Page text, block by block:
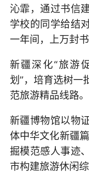
沁霏，通过书信
学校的同学给结
一年间，上万封
新疆深化“旅游
划”，培育选树一
范旅游精品线路。
新疆博物馆以物
体中华文化新疆
掘模范感人事迹
市构建旅游休闲